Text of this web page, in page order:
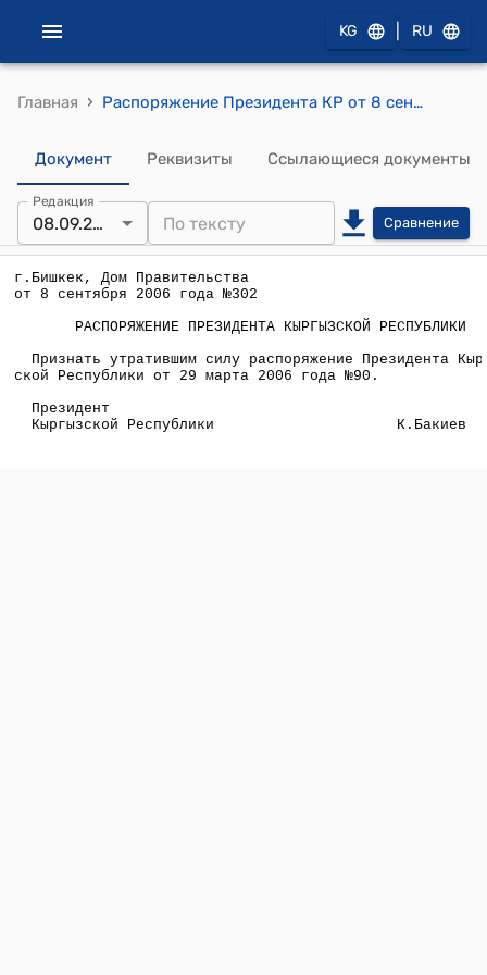
KG RU
Главная › Распоряжение Президента КР от 8 сентября 2006 года №302 (О признании утратившим силу распоряжение Президента Кр от 29 марта 2006 года №90))
Документ Реквизиты Ссылающиеся документы
Редакция
08.09.2006 Сравнение